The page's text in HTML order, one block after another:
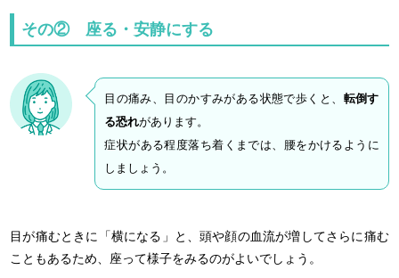
その② 座る・安静にする
目の痛み、目のかすみがある状態で歩くと、 転倒す
る恐れがあります。
症状がある程度落ち着くまでは、腰をかけるように
しましょう。
目が痛むときに「横になる」と、頭や顔の血流が増してさらに痛む
こともあるため、座って様子をみるのがよいでしょう。